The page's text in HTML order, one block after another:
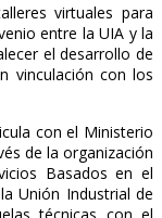
virtuales para
entre la UIA y la
el desarrollo de
vinculación con los
con el Ministerio
de la organización
Basados en el
Unión Industrial de